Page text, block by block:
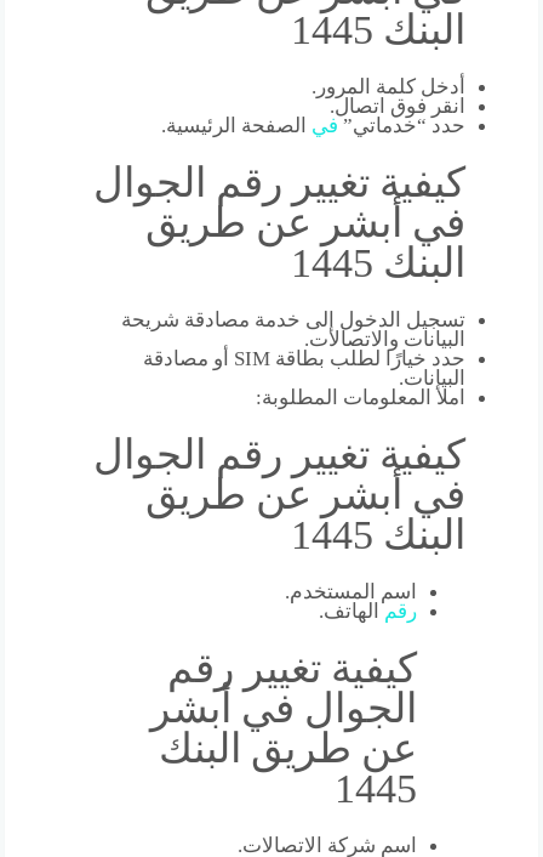
البنك 1445
أدخل كلمة المرور.
انقر فوق اتصال.
حدد “خدماتي” في الصفحة الرئيسية.
كيفية تغيير رقم الجوال
في أبشر عن طريق
البنك 1445
تسجيل الدخول إلى خدمة مصادقة شريحة
البيانات والاتصالات.
حدد خيارًا لطلب بطاقة SIM أو مصادقة
البيانات.
املأ المعلومات المطلوبة:
كيفية تغيير رقم الجوال
في أبشر عن طريق
البنك 1445
اسم المستخدم.
رقم
الهاتف.
كيفية تغيير رقم
الجوال في أبشر
عن طريق البنك
1445
اسم شركة الاتصالات.